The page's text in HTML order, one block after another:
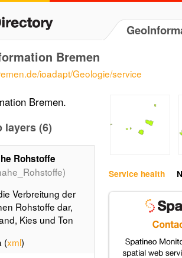
Bremen
ioadapt/Geologie/service
Service health
Bremen.
layers (6)
Rohstoffe
Verbreitung der
Rohstoffe dar,
Kies und Ton
(xml)